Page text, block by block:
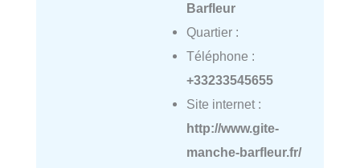
Barfleur
Quartier :
Téléphone :
+33233545655
Site internet :
http://www.gite-
manche-barfleur.fr/